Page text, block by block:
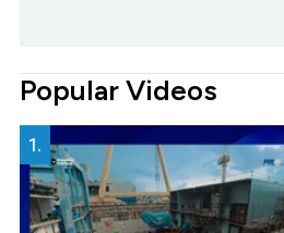
Popular Videos
1.